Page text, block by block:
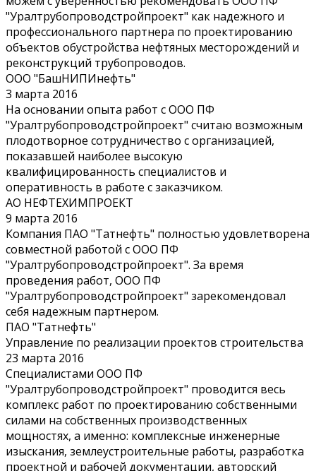
"Уралтрубопроводстройпроект" как надежного и
профессионального партнера по проектированию
объектов обустройства нефтяных месторождений и
реконструкций трубопроводов.
ООО "БашНИПИнефть"
3 марта 2016
На основании опыта работ с ООО ПФ
"Уралтрубопроводстройпроект" считаю возможным
плодотворное сотрудничество с организацией,
показавшей наиболее высокую
квалифицированность специалистов и
оперативность в работе с заказчиком.
АО НЕФТЕХИМПРОЕКТ
9 марта 2016
Компания ПАО "Татнефть" полностью удовлетворена
совместной работой с ООО ПФ
"Уралтрубопроводстройпроект". За время
проведения работ, ООО ПФ
"Уралтрубопроводстройпроект" зарекомендовал
себя надежным партнером.
ПАО "Татнефть"
Управление по реализации проектов строительства
23 марта 2016
Специалистами ООО ПФ
"Уралтрубопроводстройпроект" проводится весь
комплекс работ по проектированию собственными
силами на собственных производственных
мощностях, а именно: комплексные инженерные
изыскания, землеустроительные работы, разработка
проектной и рабочей документации, авторский